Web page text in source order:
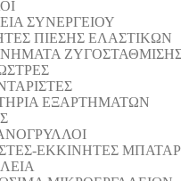
ΣΥΝΕΡΓΕΙΟΥ
ΠΙΕΣΗΣ ΕΛΑΣΤΙΚΩΝ
ΕΞΑΡΤΗΜΑΤΩΝ
ΕΚΚΙΝΗΤΕΣ